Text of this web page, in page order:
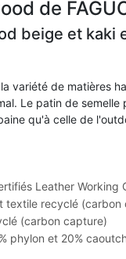
de
beige et kaki
variété de matières
Le patin de semelle
qu'à celle de
Leather Working
textile recyclé (carbon
(carbon capture)
phylon et 20%